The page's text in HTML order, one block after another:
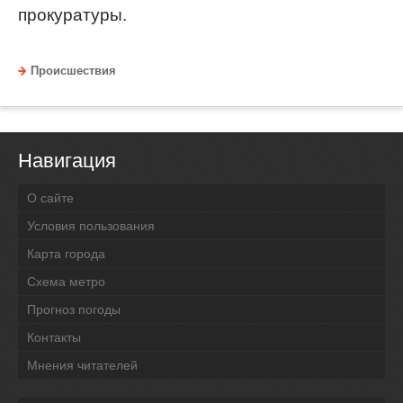
прокуратуры.
Происшествия
Навигация
О сайте
Условия пользования
Карта города
Схема метро
Прогноз погоды
Контакты
Мнения читателей